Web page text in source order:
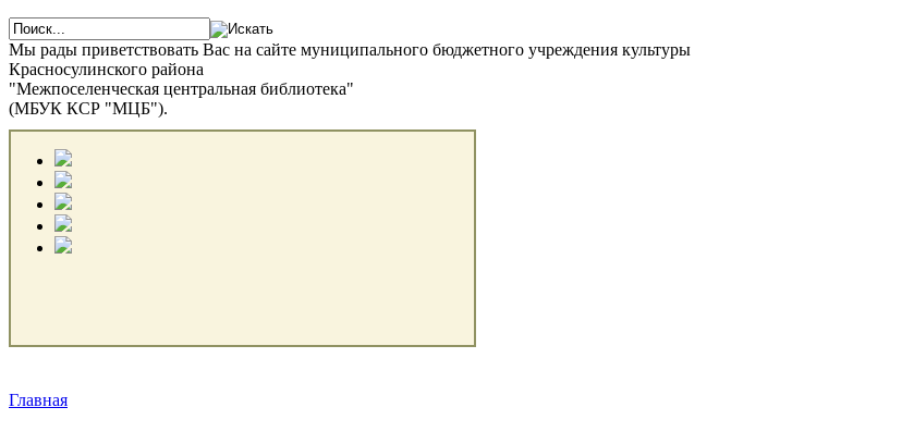
Мы рады приветствовать Вас на сайте муниципального бюджетного учреждения культуры
Красносулинского района
"Межпоселенческая центральная библиотека"
(МБУК КСР "МЦБ").
Главная